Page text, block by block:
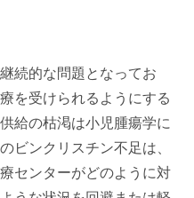
続的な問題となってお
を受けられるようにする
給の枯渇は小児腫瘍学に
ビンクリスチン不足は、
センターがどのように対